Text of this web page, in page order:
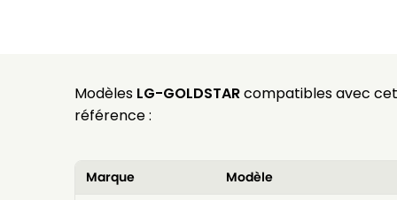
Modèles LG-GOLDSTARcompatibles avec
référence :
Marque
Modèle